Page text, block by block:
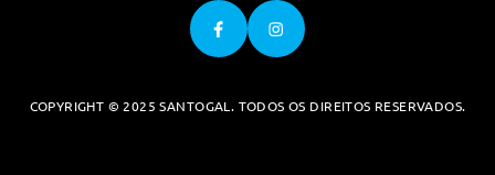
COPYRIGHT © 2025 SANTOGAL. TODOS OS DIREITOS RESERVADOS.